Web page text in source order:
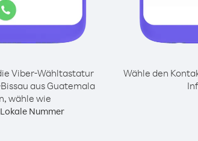
Viber-Wähltastatur
aus Guatemala
wähle wie
Lokale Nummer
Wähle den